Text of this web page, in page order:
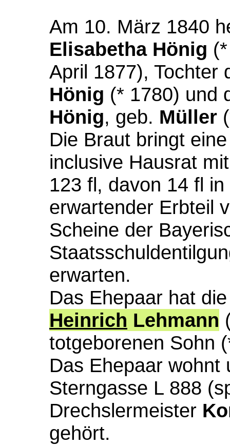
Am 10. März 1840
Elisabetha Hönig
April 1877), Tochter
Hönig (* 1780) und
Hönig, geb. Müller
Die Braut bringt
inclusive Hausrat
123 fl, davon 14 fl
erwartender Erbteil
Scheine der
erwarten.
Das Ehepaar hat
Heinrich Lehmann
totgeborenen Sohn
Das Ehepaar wohnt
Sterngasse L 888
Drechslermeister
gehört.